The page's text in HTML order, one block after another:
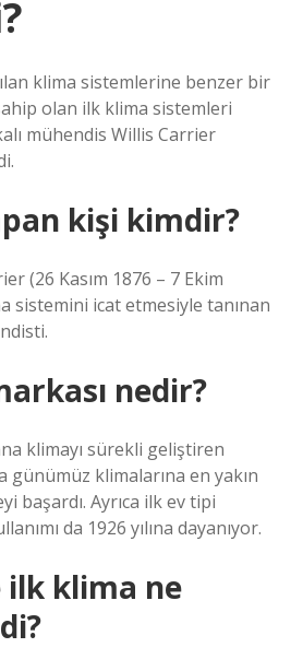
klima sistemlerine benzer bir
olan ilk klima sistemleri
mühendis Willis Carrier
kişi kimdir?
(26 Kasım 1876 – 7 Ekim
sistemini icat etmesiyle tanınan
nedir?
klimayı sürekli geliştiren
günümüz klimalarına en yakın
başardı. Ayrıca ilk ev tipi
da 1926 yılına dayanıyor.
ilk klima ne